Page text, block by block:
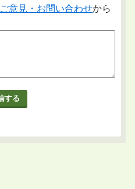
ご意見・お問い合わせから